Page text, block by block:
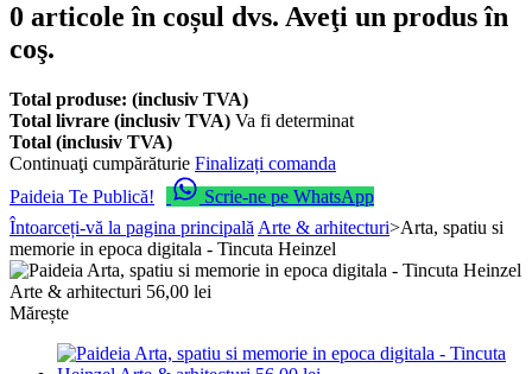
0 articole în coșul dvs. Aveţi un produs în
coş.
Total produse: (inclusiv TVA)
Total livrare (inclusiv TVA) Va fi determinat
Total (inclusiv TVA)
Continuaţi cumpărăturie Finalizați comanda
Paideia Te Publică!
Scrie-ne pe WhatsApp
Întoarceți-vă la pagina principală Arte & arhitecturi>Arta, spatiu si
memorie in epoca digitala - Tincuta Heinzel
Mărește